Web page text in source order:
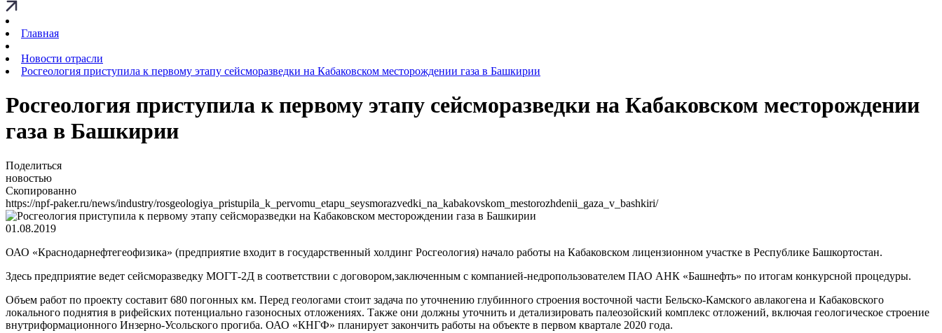
Главная
Новости отрасли
Росгеология приступила к первому этапу сейсморазведки на Кабаковском месторождении газа в Башкирии
Росгеология приступила к первому этапу сейсморазведки на Кабаковском месторождении
газа в Башкирии
Поделиться
новостью
Скопированно
https://npf-paker.ru/news/industry/rosgeologiya_pristupila_k_pervomu_etapu_seysmorazvedki_na_kabakovskom_mestorozhdenii_gaza_v_bashkiri/
01.08.2019
ОАО «Краснодарнефтегеофизика» (предприятие входит в государственный холдинг Росгеология) начало работы на Кабаковском лицензионном участке в Республике Башкортостан.
Здесь предприятие ведет сейсморазведку МОГТ-2Д в соответствии с договором,заключенным с компанией-недропользователем ПАО АНК «Башнефть» по итогам конкурсной процедуры.
Объем работ по проекту составит 680 погонных км. Перед геологами стоит задача по уточнению глубинного строения восточной части Бельско-Камского авлакогена и Кабаковского
локального поднятия в рифейских потенциально газоносных отложениях. Также они должны уточнить и детализировать палеозойский комплекс отложений, включая геологическое строение
внутриформационного Инзерно-Усольского прогиба. ОАО «КНГФ» планирует закончить работы на объекте в первом квартале 2020 года.